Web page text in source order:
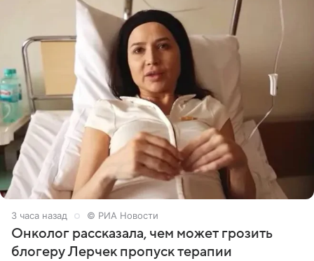
3 часа назад © РИА Новости
Онколог рассказала, чем может грозить
блогеру Лерчек пропуск терапии